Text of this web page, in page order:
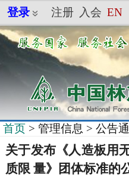
登录 注册 入会 EN
首页 > 管理信息 > 公告
关于发布《人造板用
质限 量》团体标准的